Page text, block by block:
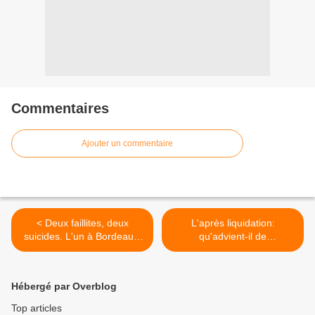
Commentaires
Ajouter un commentaire
< Deux faillites, deux
suicides. L'un à Bordeaux,
l'autre à Paris. Leur
L'après liquidation:
qu'advient-il de
l'entrepreneur? >
Hébergé par Overblog
Top articles